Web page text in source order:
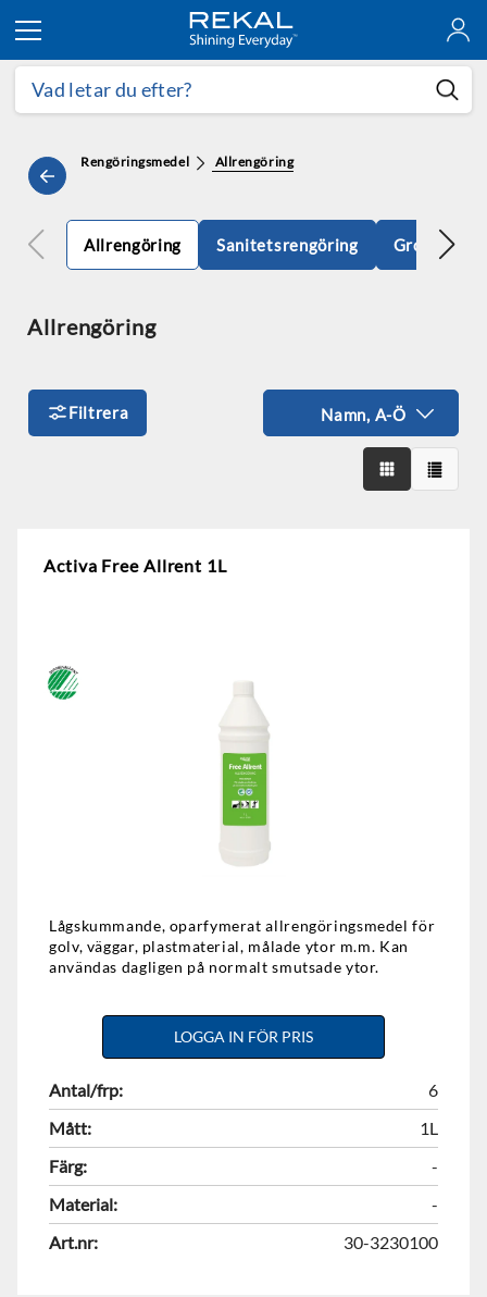
Hoppa till innehållet
Rengöringsmedel Allrengöring
Allrengöring Sanitetsrengöring
Allrengöring
Filtrera Namn, A-Ö
Activa Free Allrent 1L
Lågskummande, oparfymerat allrengöringsmedel för
golv, väggar, plastmaterial, målade ytor m.m. Kan
användas dagligen på normalt smutsade ytor.
LOGGA IN FÖR PRIS
Antal/frp:
6
Mått:
1L
Färg:
-
Material:
-
Art.nr:
30-3230100